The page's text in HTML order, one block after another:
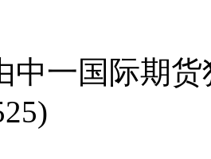
一国际期货